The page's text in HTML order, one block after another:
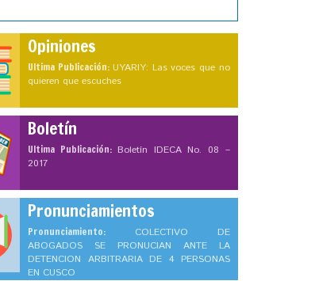
Opiniones
Ultima Publicación: UYARIY: Las voces que no
quieren que escuches
Boletín
Ultima Publicación: Boletín IDECA No. 08 –
2017
Pronunciamientos
Pronunciamiento: COLECTIVO DE
ABOGADOS SE PRONUCIAN ANTE LA
DETENCION ARBITRARIA DE 4 PERSONAS
EN CUSCO